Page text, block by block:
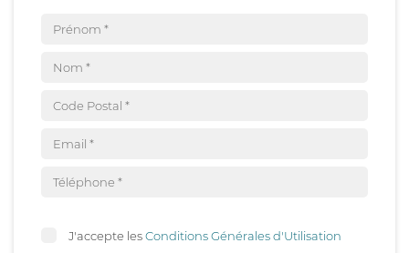
J'accepte lesConditions Générales d'Utilisation